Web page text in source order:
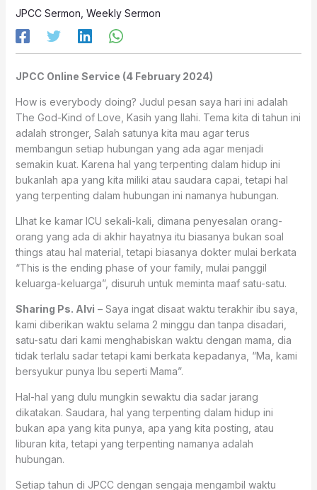
JPCC Sermon Weekly Sermon
JPCC Online Service (4 February 2024)
How is everybody doing? Judul pesan saya hari ini adalah
The God-Kind of Love, Kasih yang Ilahi. Tema kita di tahun ini
adalah stronger, Salah satunya kita mau agar terus
membangun setiap hubungan yang ada agar menjadi
semakin kuat. Karena hal yang terpenting dalam hidup ini
bukanlah apa yang kita miliki atau saudara capai, tetapi hal
yang terpenting dalam hubungan ini namanya hubungan.
LIhat ke kamar ICU sekali-kali, dimana penyesalan orang-
orang yang ada di akhir hayatnya itu biasanya bukan soal
things atau hal material, tetapi biasanya dokter mulai berkata
“This is the ending phase of your family, mulai panggil
keluarga-keluarga”, disuruh untuk meminta maaf satu-satu.
Sharing Ps. Alvi – Saya ingat disaat waktu terakhir ibu saya,
kami diberikan waktu selama 2 minggu dan tanpa disadari,
satu-satu dari kami menghabiskan waktu dengan mama, dia
tidak terlalu sadar tetapi kami berkata kepadanya, “Ma, kami
bersyukur punya Ibu seperti Mama”.
Hal-hal yang dulu mungkin sewaktu dia sadar jarang
dikatakan. Saudara, hal yang terpenting dalam hidup ini
bukan apa yang kita punya, apa yang kita posting, atau
liburan kita, tetapi yang terpenting namanya adalah
hubungan.
Setiap tahun di JPCC dengan sengaja mengambil waktu